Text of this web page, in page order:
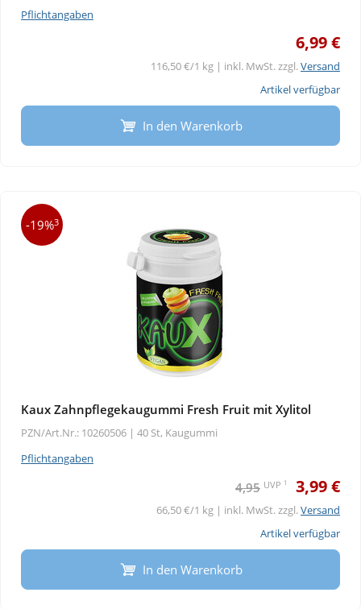
Pflichtangaben
6,99 €
116,50 €/1 kg | inkl. MwSt. zzgl.Versand
Artikel verfügbar
In den Warenkorb
-19%3
Kaux Zahnpflegekaugummi Fresh Fruit mit Xylitol
PZN/Art.Nr.: 10260506 | 40 St, Kaugummi
Pflichtangaben
4,95 UVP 1 3,99 €
66,50 €/1 kg | inkl. MwSt. zzgl.Versand
Artikel verfügbar
In den Warenkorb